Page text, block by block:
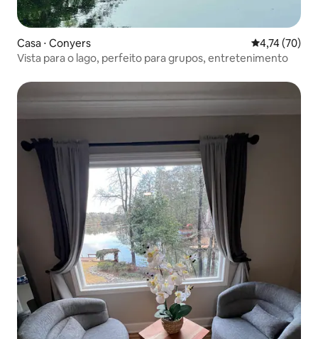
Casa ⋅ Conyers 4,74 de uma
4,74 (70)
Vista para o lago, perfeito para grupos, entretenimento